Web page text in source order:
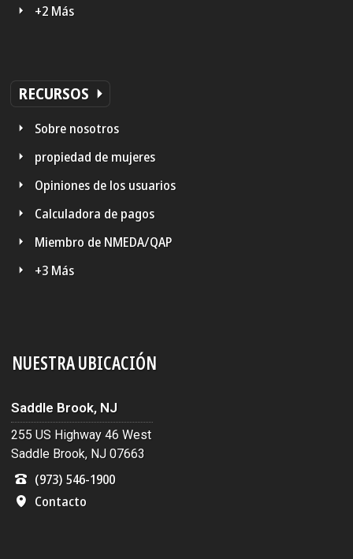
+2 Más
RECURSOS
Sobre nosotros
propiedad de mujeres
Opiniones de los usuarios
Calculadora de pagos
Miembro de NMEDA/QAP
+3 Más
NUESTRA UBICACIÓN
Saddle Brook, NJ
255 US Highway 46 West
Saddle Brook, NJ 07663
(973) 546-1900
Contacto